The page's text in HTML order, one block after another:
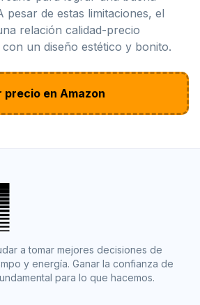
pesar de estas limitaciones, el
relación calidad-precio
un diseño estético y bonito.
precio en Amazon
a tomar mejores decisiones de
y energía. Ganar la confianza de
para lo que hacemos.